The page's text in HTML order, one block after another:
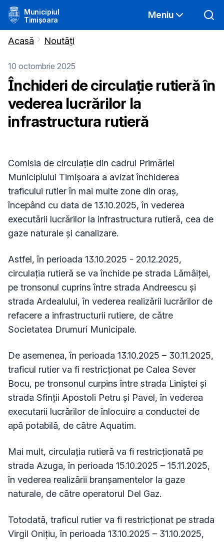
Municipiul
Timișoara
Meniu
Acasă Noutăți
10 octombrie 2025
Închideri de circulație rutieră în
vederea lucrărilor la
infrastructura rutieră
Comisia de circulație din cadrul Primăriei
Municipiului Timișoara a avizat închiderea
traficului rutier în mai multe zone din oraș,
începând cu data de 13.10.2025, în vederea
executării lucrărilor la infrastructura rutieră, cea de
gaze naturale și canalizare.
Astfel, în perioada 13.10.2025 - 20.12.2025,
circulația rutieră se va închide pe strada Lămâiței,
pe tronsonul cuprins între strada Andreescu și
strada Ardealului, în vederea realizării lucrărilor de
refacere a infrastructurii rutiere, de către
Societatea Drumuri Municipale.
De asemenea, în perioada 13.10.2025 – 30.11.2025,
traficul rutier va fi restricționat pe Calea Sever
Bocu, pe tronsonul curpins între strada Liniștei și
strada Sfinții Apostoli Petru și Pavel, în vederea
executarii lucrărilor de înlocuire a conductei de
apă potabilă, de către Aquatim.
Mai mult, circulația rutieră va fi restricționată pe
strada Azuga, în perioada 15.10.2025 – 15.11.2025,
în vederea realizării branșamentelor la gaze
naturale, de către operatorul Del Gaz.
Totodată, traficul rutier va fi restricționat pe strada
Virgil Onițiu, în perioada 13.10.2025 – 31.10.2025,